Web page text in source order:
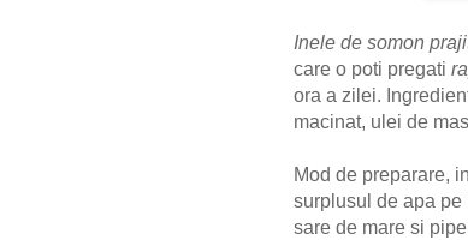
Inele de somon
care o poti pregati
ora a zilei.
macinat, ulei de
Mod de preparare,
surplusul de apa pe
sare de mare si